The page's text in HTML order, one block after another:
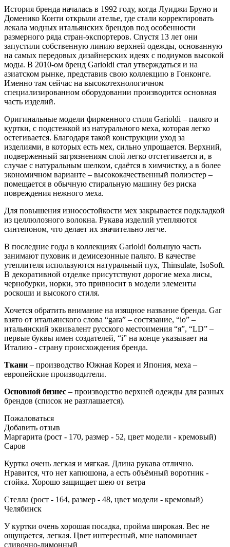
История бренда началась в 1992 году, когда Луиджи Бруно и
Доменико Конти открыли ателье, где стали корректировать
лекала модных итальянских брендов под особенности
размерного ряда стран-экспортеров. Спустя 13 лет они
запустили собственную линию верхней одежды, основанную
на самых передовых дизайнерских идеях с подиумов высокой
моды. В 2010-ом бренд Garioldi стал утверждаться и на
азиатском рынке, представив свою коллекцию в Гонконге.
Именно там сейчас на высокотехнологичном
специализированном оборудовании производится основная
часть изделий.
Оригинальные модели фирменного стиля Garioldi – пальто и
куртки, c подстежкой из натурального меха, которая легко
остегивается. Благодаря такой конструкции уход за
изделиями, в которых есть мех, сильно упрощается. Верхний,
подверженный загрязнениям слой легко отстегивается и, в
случае с натуральным шелком, сдаётся в химчистку, а в более
экономичном варианте – высококачественный полиэстер –
помещается в обычную стиральную машину без риска
повреждения нежного меха.
Для повышения износостойкости мех закрывается подкладкой
из целлюлозного волокна. Рукава изделий утепляются
синтепоном, что делает их значительно легче.
В последние годы в коллекциях Garioldi большую часть
занимают пуховик и демисезонные пальто. В качестве
утеплителя используются натуральный пух, Thinsulate, IsoSoft.
В декоративной отделке присутствуют дорогие меха лисы,
чернобурки, норки, это привносит в модели элементы
роскоши и высокого стиля.
Хочется обратить внимание на изящное название бренда. Gar
взято от итальянского слова “gara” – состязание, “io” –
итальянский эквивалент русского местоимения “я”, “LD” –
первые буквы имен создателей, “i” на конце указывает на
Италию - страну происхождения бренда.
Ткани – производство Южная Корея и Япония, меха –
европейские производители.
Основной бизнес – производство верхней одежды для разных
брендов (список не разглашается).
Пожаловаться
Добавить отзыв
Маргарита (рост - 170, размер - 52, цвет модели - кремовый)
Саров
Куртка очень легкая и мягкая. Длина рукава отлично.
Нравится, что нет капюшона, а есть объёмный воротник -
стойка. Хорошо защищает шею от ветра
Стелла (рост - 164, размер - 48, цвет модели - кремовый)
Челябинск
У куртки очень хорошая посадка, пройма широкая. Вес не
ощущается, легкая. Цвет интересный, мне напоминает
сливочно-лимонный